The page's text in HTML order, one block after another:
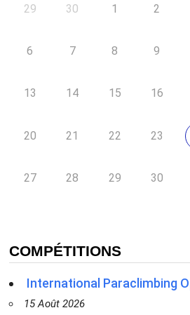
29 30 1 2
6 7 8 9
13 14 15 16
20 21 22 23
27 28 29 30
COMPÉTITIONS
International Paraclimbing
15 Août 2026